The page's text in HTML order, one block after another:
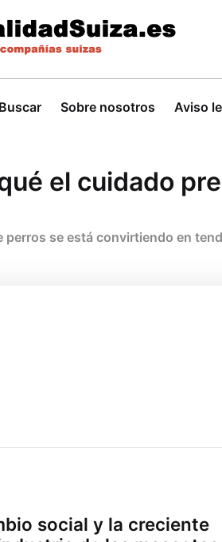
Buscar Sobre nosotros Aviso
el cuidado
perros se está convirtiendo en
social y la creciente